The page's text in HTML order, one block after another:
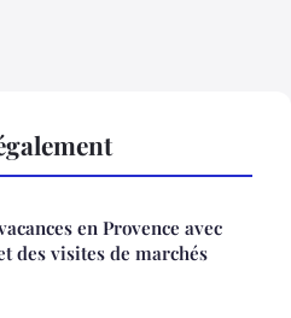
en Provence avec
des visites de marchés